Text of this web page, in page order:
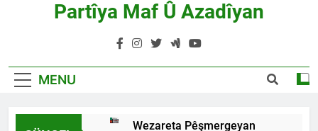
Partîya Maf Û Azadîyan
MENU
Wezareta Pêşmergeyan